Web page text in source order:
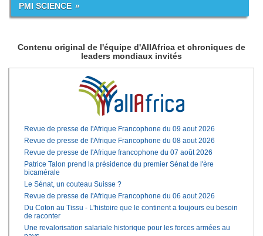
PMI SCIENCE
Contenu original de l'équipe d'AllAfrica et chroniques de
leaders mondiaux invités
Revue de presse de l'Afrique Francophone du 09 aout 2026
Revue de presse de l'Afrique Francophone du 08 aout 2026
Revue de presse de l'Afrique francophone du 07 août 2026
Patrice Talon prend la présidence du premier Sénat de l'ère
bicamérale
Le Sénat, un couteau Suisse ?
Revue de presse de l'Afrique Francophone du 06 aout 2026
Du Coton au Tissu - L'histoire que le continent a toujours eu besoin
de raconter
Une revalorisation salariale historique pour les forces armées au